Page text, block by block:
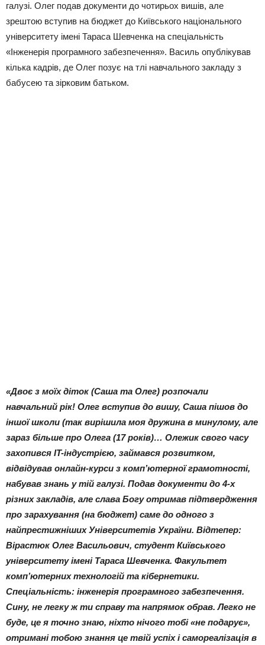
галузі. Олег подав документи до чотирьох вишів, але
зрештою вступив на бюджет до Київського національного
університету імені Тараса Шевченка на спеціальність
«Інженерія програмного забезпечення». Василь опублікував
кілька кадрів, де Олег позує на тлі навчального закладу з
бабусею та зірковим батьком.
«Двоє з моїх діток (Саша та Олег) розпочали
навчальний рік! Олег вступив до вишу, Саша пішов до
іншої школи (так вирішила моя дружина в минулому, але
зараз більше про Олега (17 років)… Олежик свого часу
захопився IT-індустрією, займався розвитком,
відвідував онлайн-курси з комп’ютерної грамотності,
набував знань у тій галузі. Подав документи до 4-х
різних закладів, але слава Богу отримав підтвердження
про зарахування (на бюджет) саме до одного з
найпрестижніших Університетів України. Відтепер:
Вірастюк Олег Васильович, студент Київського
університету імені Тараса Шевченка. Факультет
комп’ютерних технологій та кібернетики.
Спеціальність: інженерія програмного забезпечення.
Сину, не легку ж ти справу та напрямок обрав. Легко не
буде, це я точно знаю, ніхто нічого тобі «не подарує»,
отримані тобою знання це твій успіх і самореалізація в